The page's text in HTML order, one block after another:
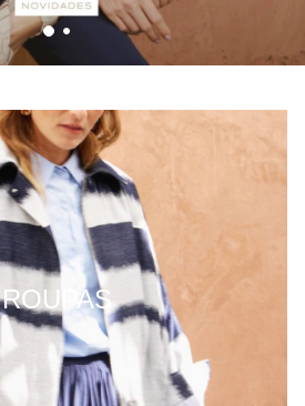
ROUPAS